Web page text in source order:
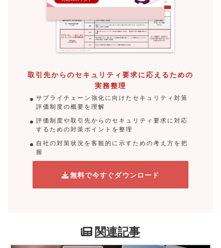
取引先からのセキュリティ要求に応えるための
実務整理
サプライチェーン強化に向けたセキュリティ対策
評価制度の概要を理解
評価制度や取引先からのセキュリティ要求に対応
するための対策ポイントを整理
自社の対策状況を客観的に示すための考え方を把
握
無料で今すぐダウンロード
関連記事